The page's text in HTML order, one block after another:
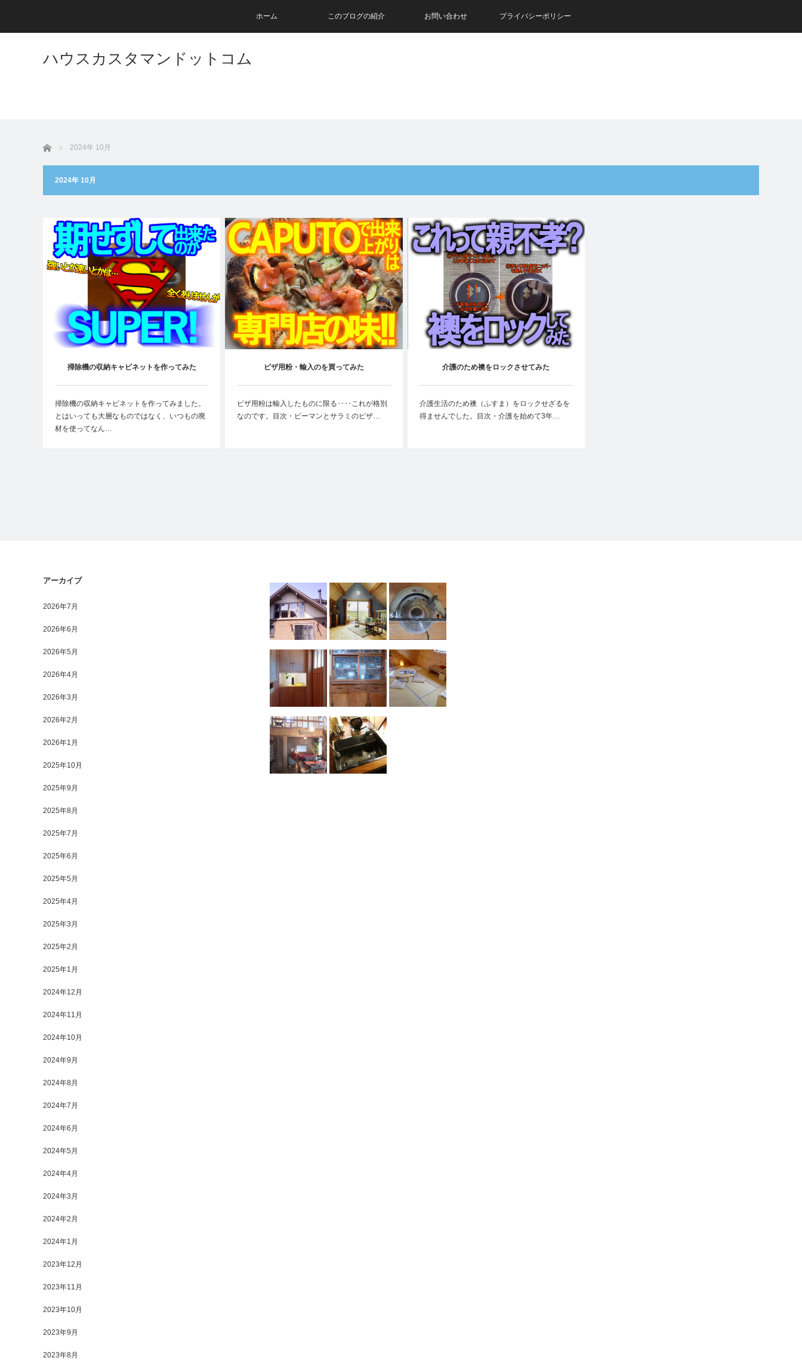
ホーム このブログの紹介 お問い合わせ プライバシーポリシー
ハウスカスタマンドットコム
ホーム 2024年 10月
2024年 10月
掃除機の収納キャビネットを作ってみた
掃除機の収納キャビネットを作ってみました。
とはいっても大層なものではなく、いつもの廃
材を使ってなん…
ピザ用粉・輸入のを買ってみた
ピザ用粉は輸入したものに限る‥‥これが格別
なのです。目次・ピーマンとサラミのピザ…
介護のため襖をロックさせてみた
介護生活のため襖（ふすま）をロックせざるを
得ませんでした。目次・介護を始めて3年…
アーカイブ
2026年7月
2026年6月
2026年5月
2026年4月
2026年3月
2026年2月
2026年1月
2025年10月
2025年9月
2025年8月
2025年7月
2025年6月
2025年5月
2025年4月
2025年3月
2025年2月
2025年1月
2024年12月
2024年11月
2024年10月
2024年9月
2024年8月
2024年7月
2024年6月
2024年5月
2024年4月
2024年3月
2024年2月
2024年1月
2023年12月
2023年11月
2023年10月
2023年9月
2023年8月